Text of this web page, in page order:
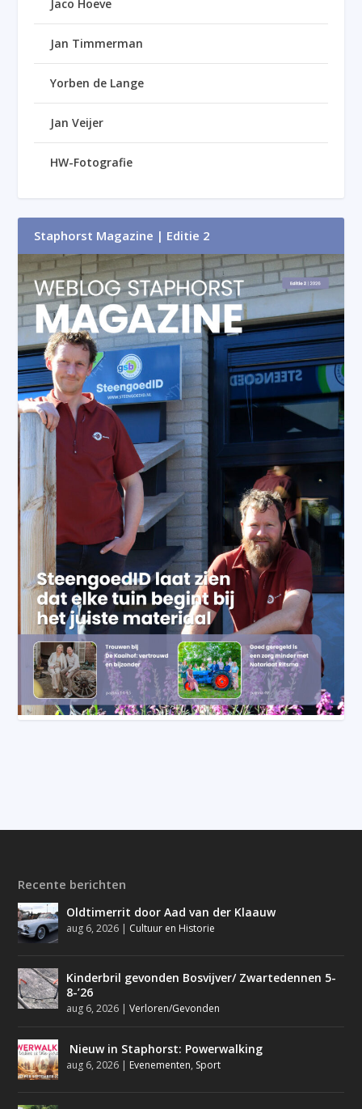
Jaco Hoeve
Jan Timmerman
Yorben de Lange
Jan Veijer
HW-Fotografie
Staphorst Magazine | Editie 2
Recente berichten
Oldtimerrit door Aad van der Klaauw
aug 6, 2026 | Cultuur en Historie
Kinderbril gevonden Bosvijver/ Zwartedennen 5-
8-’26
aug 6, 2026 |Verloren/Gevonden
Nieuw in Staphorst: Powerwalking
aug 6, 2026 | Evenementen, Sport